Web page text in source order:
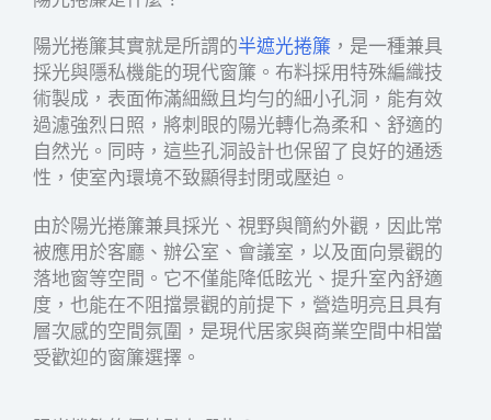
陽光捲簾其實就是所謂的半遮光捲簾 ，是一種兼具
採光與隱私機能的現代窗簾。布料採用特殊編織技
術製成，表面佈滿細緻且均勻的細小孔洞，能有效
過濾強烈日照，將刺眼的陽光轉化為柔和、舒適的
自然光。同時，這些孔洞設計也保留了良好的通透
性，使室內環境不致顯得封閉或壓迫。
由於陽光捲簾兼具採光、視野與簡約外觀，因此常
被應用於客廳、辦公室、會議室，以及面向景觀的
落地窗等空間。它不僅能降低眩光、提升室內舒適
度，也能在不阻擋景觀的前提下，營造明亮且具有
層次感的空間氛圍，是現代居家與商業空間中相當
受歡迎的窗簾選擇。